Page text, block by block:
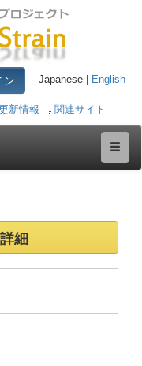
ン Japanese | English
更新情報 関連サイト
細